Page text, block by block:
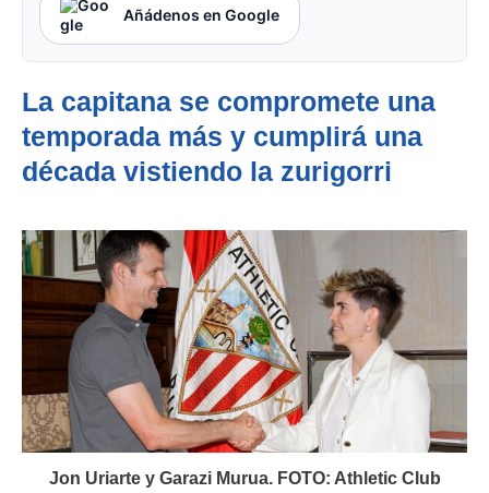
Añádenos en Google
La capitana se compromete una
temporada más y cumplirá una
década vistiendo la zurigorri
Jon Uriarte y Garazi Murua. FOTO: Athletic Club